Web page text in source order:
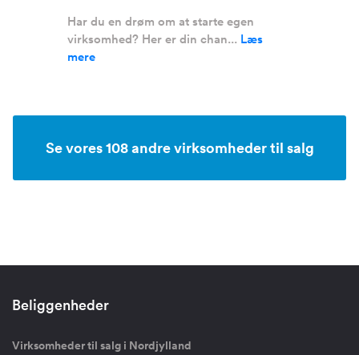
Har du en drøm om at starte egen
virksomhed? Her er din chan... Læs
mere
Se vores 108 andre virksomheder til salg
Beliggenheder
Virksomheder til salg i Nordjylland